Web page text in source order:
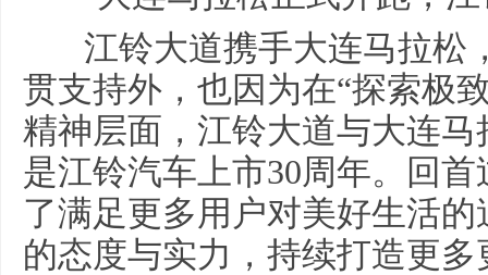
江铃大道携手大连马拉松
贯支持外，也因为在“探索极
精神层面，江铃大道与大连
是江铃汽车上市30周年。回
了满足更多用户对美好生活
的态度与实力，持续打造更